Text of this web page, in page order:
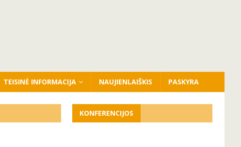
TEISINĖ INFORMACIJA NAUJIENLAIŠKIS PASKYRA
KONFERENCIJOS